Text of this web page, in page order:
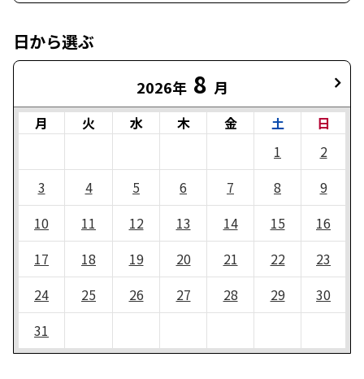
日から選ぶ
2026年 8 月
月 火 水 木 金 土
日
1
2
3
4 5 6 7 8
9
10
11 12 13 14 15
16
17
18 19 20 21 22
23
24
25 26 27 28 29
30
31